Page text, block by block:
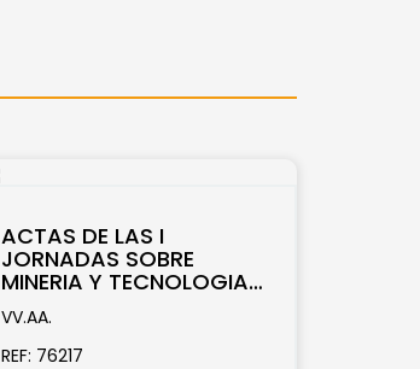
ACTAS DE LAS I
JORNADAS SOBRE
MINERIA Y TECNOLOGIA
EN LA EDAD MEDIA
PENINSULAR. LEON, 26-29
DE SEPTIEMBRE...
VV.AA.
REF: 76217